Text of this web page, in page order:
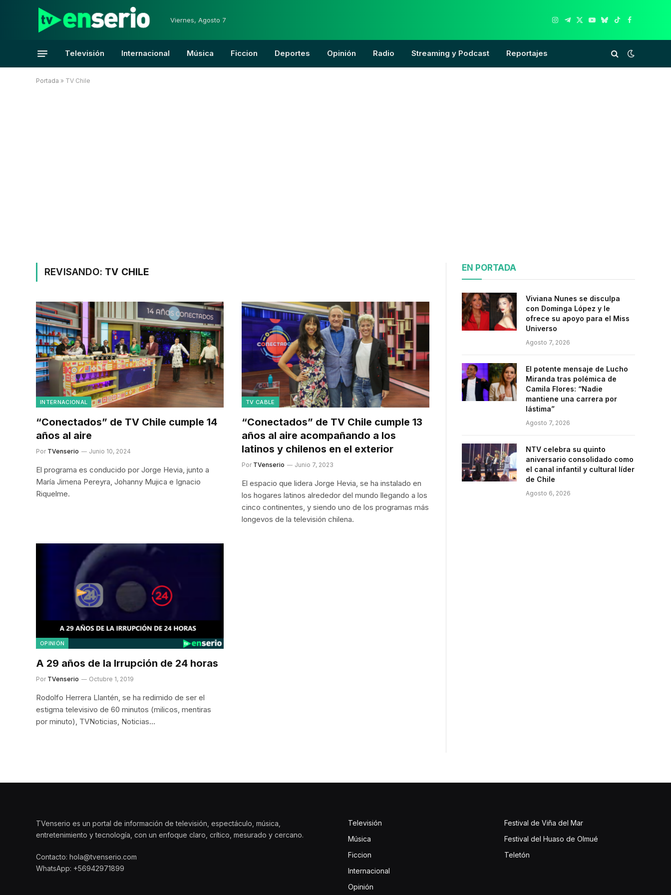
Viernes, Agosto 7
Instagram
Telegram
X
YouTube
Bluesky
TikTokFacebook
Televisión Internacional Música Ficcion Deportes Opinión Radio Streaming y Podcast Reportajes
Portada » TV Chile
REVISANDO: TV CHILE
INTERNACIONAL
“Conectados” de TV Chile cumple 14
años al aire
Por TVenserio Junio 10, 2024
El programa es conducido por Jorge Hevia, junto a
María Jimena Pereyra, Johanny Mujica e Ignacio
Riquelme.
TV CABLE
“Conectados” de TV Chile cumple 13
años al aire acompañando a los
latinos y chilenos en el exterior
Por TVenserio Junio 7, 2023
El espacio que lidera Jorge Hevia, se ha instalado en
los hogares latinos alrededor del mundo llegando a los
cinco continentes, y siendo uno de los programas más
longevos de la televisión chilena.
OPINIÓN
A 29 años de la Irrupción de 24 horas
Por TVenserio Octubre 1, 2019
Rodolfo Herrera Llantén, se ha redimido de ser el
estigma televisivo de 60 minutos (milicos, mentiras
por minuto), TVNoticias, Noticias…
EN PORTADA
Viviana Nunes se disculpa
con Dominga López y le
ofrece su apoyo para el Miss
Universo
Agosto 7, 2026
El potente mensaje de Lucho
Miranda tras polémica de
Camila Flores: “Nadie
mantiene una carrera por
lástima”
Agosto 7, 2026
NTV celebra su quinto
aniversario consolidado como
el canal infantil y cultural líder
de Chile
Agosto 6, 2026
TVenserio es un portal de información de televisión, espectáculo, música,
entretenimiento y tecnología, con un enfoque claro, crítico, mesurado y cercano.
Contacto: hola@tvenserio.com
WhatsApp: +56942971899
Televisión
Música
Ficcion
Internacional
Opinión
Festival de Viña del Mar
Festival del Huaso de Olmué
Teletón